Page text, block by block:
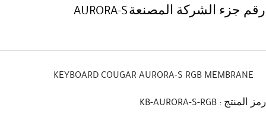
رقم جزء الشركة المصنعةAURORA-S
KEYBOARD COUGAR AURORA-S RGB MEMBRANE
رمز المنتج : KB-AURORA-S-RGB